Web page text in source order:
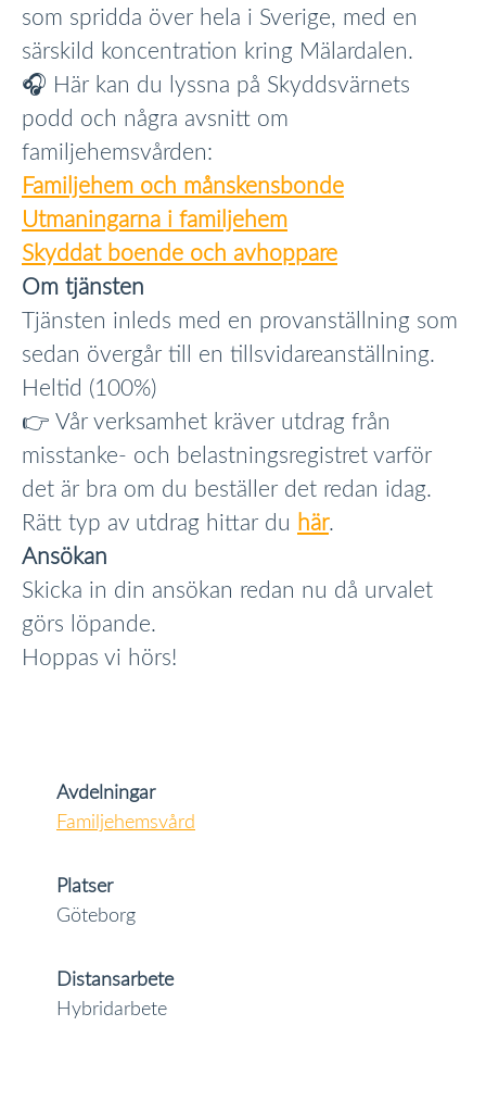
som spridda över hela i Sverige, med en
särskild koncentration kring Mälardalen.
🎧 Här kan du lyssna på Skyddsvärnets
podd och några avsnitt om
familjehemsvården:
Familjehem och månskensbonde
Utmaningarna i familjehem
Skyddat boende och avhoppare
Om tjänsten
Tjänsten inleds med en provanställning som
sedan övergår till en tillsvidareanställning.
Heltid (100%)
👉 Vår verksamhet kräver utdrag från
misstanke- och belastningsregistret varför
det är bra om du beställer det redan idag.
Rätt typ av utdrag hittar du här.
Ansökan
Skicka in din ansökan redan nu då urvalet
görs löpande.
Hoppas vi hörs!
Avdelningar
Familjehemsvård
Platser
Göteborg
Distansarbete
Hybridarbete